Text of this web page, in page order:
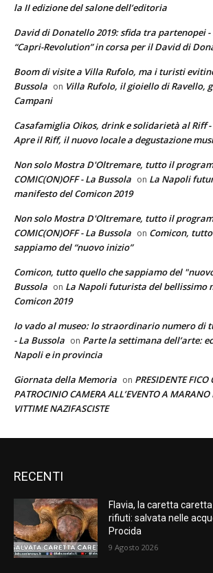
la II edizione del salone dell’editoria
David di Donatello 2019: sfida tra partenopei -
“Capri-Revolution” in corsa per il David di
Boom di visite a Villa Rufolo, ma i turisti
Bussola on Villa Rufolo, il gioiello di Ravello,
Campani
Casafamiglia Oikos, drink e solidarietà al Riff -
Apre il Riff, il nuovo locale a degustazione
Non solo Mostra D'Oltremare, tutto il
COMIC(ON)OFF - La Bussola on La Napoli
manifesto del Comicon 2019
Non solo Mostra D'Oltremare, tutto il
COMIC(ON)OFF - La Bussola on Comicon,
sappiamo del “nuovo inizio”
Comicon, tutto quello che sappiamo del
Bussola on La Napoli futurista del bellissimo
Comicon 2019
Io vado al museo: lo straordinario numero di
- La Bussola on Parte la settimana dell’arte:
Napoli e in provincia
Giornata della Memoria on PRESIDENTE FICO
PATROCINIO CAMERA ALL’EVENTO A
VITTIME NAZIFASCISTE
RECENTI
Flavia, la caretta
rifiuti: salvata nelle
Procida
9 Agosto 2026